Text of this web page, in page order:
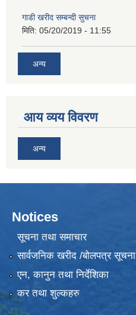
गाडी खरीद सम्बन्दी सुचना
मिति: 05/20/2019 - 11:55
अन्य
आय व्यय विवरण
अन्य
Notices
सूचना तथा समाचार
सार्वजनिक खरीद /बोलपत्र सूचना
एन, कानुन तथा निर्देशिका
कर तथा शुल्कहरु